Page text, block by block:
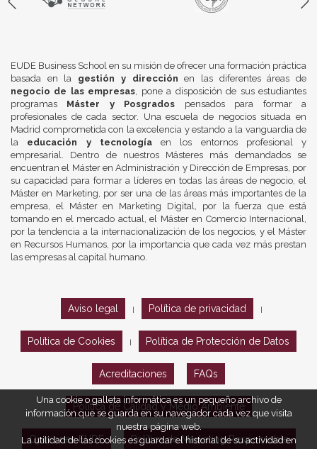
EUDE Business School en su misión de ofrecer una formación práctica
basada en la gestión y dirección en las diferentes áreas de
negocio de las empresas , pone a disposición de sus estudiantes
programas Máster y Posgrados pensados para formar a
profesionales de cada sector. Una escuela de negocios situada en
Madrid comprometida con la excelencia y estando a la vanguardia de
la educación y tecnologíaen los entornos profesional y
empresarial. Dentro de nuestros Másteres más demandados se
encuentran el Máster en Administración y Dirección de Empresas, por
su capacidad para formar a líderes en todas las áreas de negocio, el
Máster en Marketing, por ser una de las áreas más importantes de la
empresa, el Máster en Marketing Digital, por la fuerza que está
tomando en el mercado actual, el Máster en Comercio Internacional,
por la tendencia a la internacionalización de los negocios, y el Máster
en Recursos Humanos, por la importancia que cada vez más prestan
las empresas al capital humano.
Aviso legal Política de privacidad
Política de Cookies Política de Protección de Datos
Acreditaciones FAQs
Política de Calidad y Medio Ambiente
Opiniones EUDE Política de Marketing Responsable
Una cookie o galleta informática es un pequeño archivo de
información que se guarda en su navegador cada vez que visita
nuestra página web.
La utilidad de las cookies es guardar el historial de su actividad en